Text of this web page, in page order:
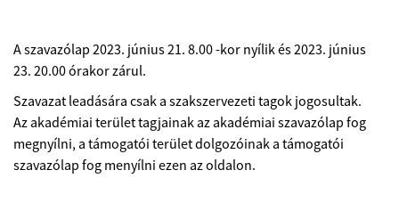
A szavazólap 2023. június 21. 8.00 -kor nyílik és 2023. június
23. 20.00 órakor zárul.
Szavazat leadására csak a szakszervezeti tagok jogosultak.
Az akadémiai terület tagjainak az akadémiai szavazólap fog
megnyílni, a támogatói terület dolgozóinak a támogatói
szavazólap fog menyílni ezen az oldalon.